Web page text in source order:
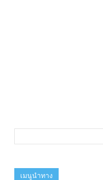
เมนูนำทาง